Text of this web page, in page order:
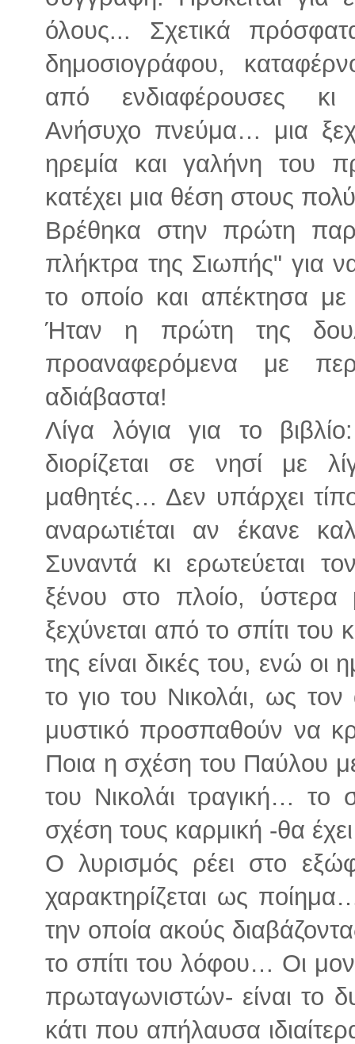
όλους... Σχετικά
δημοσιογράφου,
από ενδιαφέρουσες κι
Ανήσυχο πνεύμα… μια
ηρεμία και γαλήνη του
κατέχει μια θέση στους
Βρέθηκα στην πρώτη
πλήκτρα της Σιωπής" για
το οποίο και απέκτησα
Ήταν η πρώτη της
προαναφερόμενα με
αδιάβαστα!
Λίγα λόγια για το
διορίζεται σε νησί με
μαθητές… Δεν υπάρχει
αναρωτιέται αν έκανε
Συναντά κι ερωτεύεται
ξένου στο πλοίο,
ξεχύνεται από το σπίτι
της είναι δικές του, ενώ
το γιο του Νικολάι, ως
μυστικό προσπαθούν να
Ποια η σχέση του Παύλου
του Νικολάι τραγική… το
σχέση τους καρμική -θα
Ο λυρισμός ρέει στο
χαρακτηρίζεται ως
την οποία ακούς
το σπίτι του λόφου… Οι
πρωταγωνιστών- είναι το
κάτι που απήλαυσα